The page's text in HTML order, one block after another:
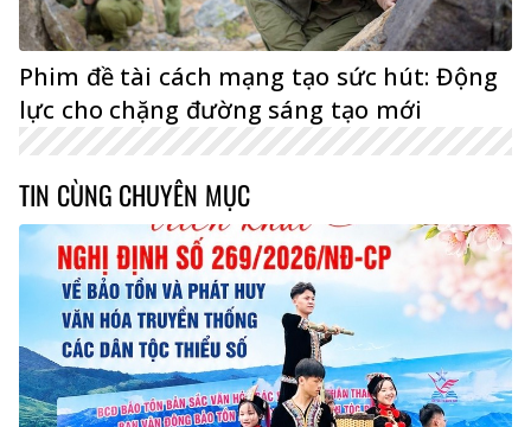
Phim đề tài cách mạng tạo sức hút: Động
lực cho chặng đường sáng tạo mới
TIN CÙNG CHUYÊN MỤC